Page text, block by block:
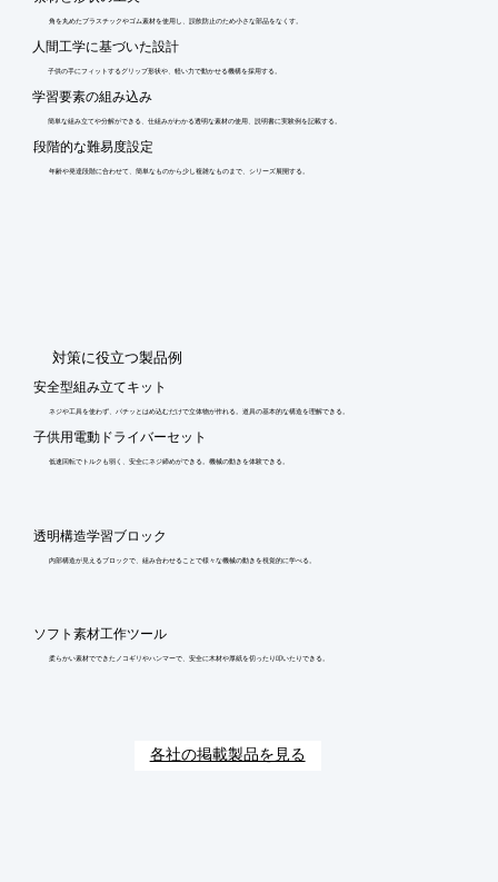
角を丸めたプラスチックやゴム素材を使用し、誤飲防止のため小さな部品をなくす。
人間工学に基づいた設計
子供の手にフィットするグリップ形状や、軽い力で動かせる機構を採用する。
学習要素の組み込み
簡単な組み立てや分解ができる、仕組みがわかる透明な素材の使用、説明書に実験例を記載する。
段階的な難易度設定
年齢や発達段階に合わせて、簡単なものから少し複雑なものまで、シリーズ展開する。
​対策に役立つ製品例
安全型組み立てキット
ネジや工具を使わず、パチッとはめ込むだけで立体物が作れる。道具の基本的な構造を理解できる。
子供用電動ドライバーセット
低速回転でトルクも弱く、安全にネジ締めができる。機械の動きを体験できる。
透明構造学習ブロック
内部構造が見えるブロックで、組み合わせることで様々な機械の動きを視覚的に学べる。
ソフト素材工作ツール
柔らかい素材でできたノコギリやハンマーで、安全に木材や厚紙を切ったり叩いたりできる。
各社の掲載製品を見る